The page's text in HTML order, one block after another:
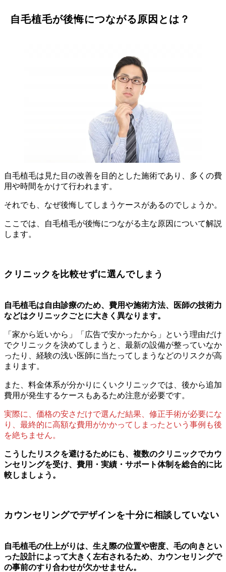
自毛植毛が後悔につながる原因とは？
自毛植毛は見た目の改善を目的とした施術であり、多くの費
用や時間をかけて行われます。
それでも、なぜ後悔してしまうケースがあるのでしょうか。
ここでは、自毛植毛が後悔につながる主な原因について解説
します。
クリニックを比較せずに選んでしまう
自毛植毛は自由診療のため、費用や施術方法、医師の技術力
などはクリニックごとに大きく異なります。
「家から近いから」「広告で安かったから」という理由だけ
でクリニックを決めてしまうと、最新の設備が整っていなか
ったり、経験の浅い医師に当たってしまうなどのリスクが高
まります。
また、料金体系が分かりにくいクリニックでは、後から追加
費用が発生するケースもあるため注意が必要です。
実際に、価格の安さだけで選んだ結果、修正手術が必要にな
り、最終的に高額な費用がかかってしまったという事例も後
を絶ちません。
こうしたリスクを避けるためにも、複数のクリニックでカウ
ンセリングを受け、費用・実績・サポート体制を総合的に比
較しましょう。
カウンセリングでデザインを十分に相談していない
自毛植毛の仕上がりは、生え際の位置や密度、毛の向きとい
った設計によって大きく左右されるため、カウンセリングで
の事前のすり合わせが欠かせません。